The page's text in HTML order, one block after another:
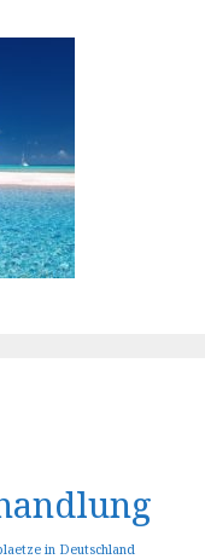
in Deutschland